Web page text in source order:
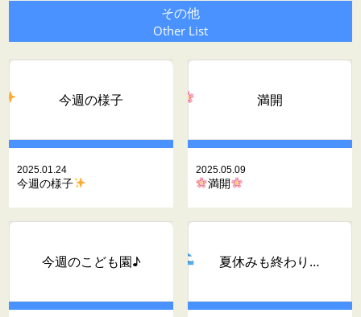
その他
Other List
今週の様子
2025.01.24
今週の様子
満開
2025.05.09
満開
今週のこども園♪ 夏休みも終わり…